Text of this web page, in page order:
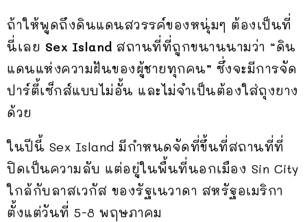
ถ้าให้พูดถึงดินแดนสวรรค์ของหนุ่มๆ ต้องเป็นที่
นี่เลย Sex Island สถานที่ที่ถูกขนานนามว่า “ดิน
แดนแห่งความฝันของผู้ชายทุกคน” ซึ่งจะมีการจัด
ปาร์ตี้เซ็กส์แบบไม่อั้น และไม่จำเป็นต้องใส่ถุงยาง
ด้วย
ในปีนี้ Sex Island มีกำหนดจัดที่ขึ้นที่สถานที่ที่
ปิดเป็นความลับ แต่อยู่ในพื้นที่นอกเมือง Sin City
ใกล้กับลาสเวกัส ของรัฐเนวาดา สหรัฐอเมริกา
ตั้งแต่วันที่ 5-8 พฤษภาคม